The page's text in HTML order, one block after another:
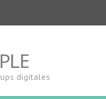
digitales